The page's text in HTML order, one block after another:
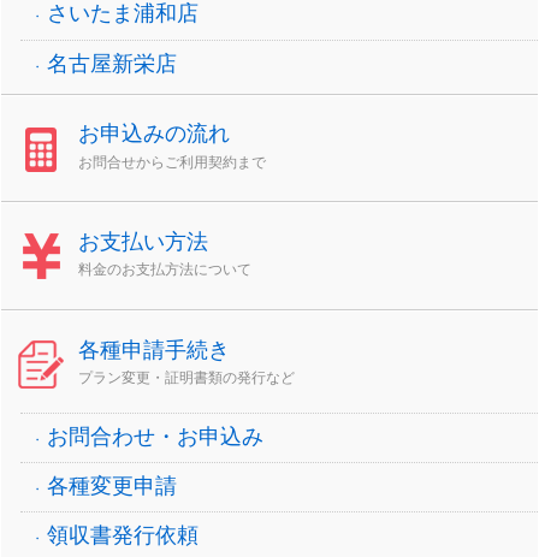
さいたま浦和店
名古屋新栄店
お申込みの流れ
お問合せからご利用契約まで
お支払い方法
料金のお支払方法について
各種申請手続き
プラン変更・証明書類の発行など
お問合わせ・お申込み
各種変更申請
領収書発行依頼